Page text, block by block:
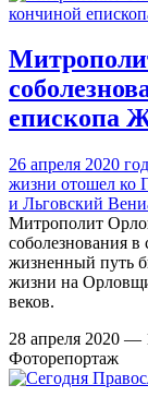
епископа
26 апреля 2020
жизни отошел ко
и Льговский
Митрополит
соболезнования
жизненный путь
жизни на
веков.
28 апреля 2020 —
Фоторепортаж